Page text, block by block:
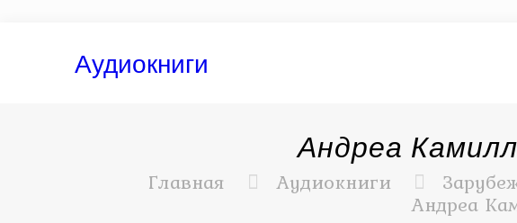
Аудиокниги
Андреа
Главная Аудиокниги
Андреа